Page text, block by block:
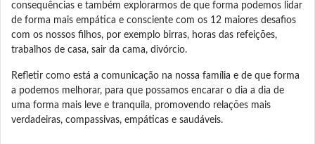
consequências e também explorarmos de que forma podemos lidar
de forma mais empática e consciente com os 12 maiores desafios
com os nossos filhos, por exemplo birras, horas das refeições,
trabalhos de casa, sair da cama, divórcio.
Refletir como está a comunicação na nossa família e de que forma
a podemos melhorar, para que possamos encarar o dia a dia de
uma forma mais leve e tranquila, promovendo relações mais
verdadeiras, compassivas, empáticas e saudáveis.